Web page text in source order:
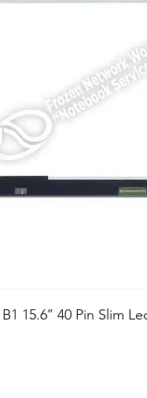
15.6’’ 40 Pin Slim